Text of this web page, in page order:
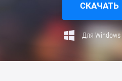
СКАЧАТЬ
Для Windows